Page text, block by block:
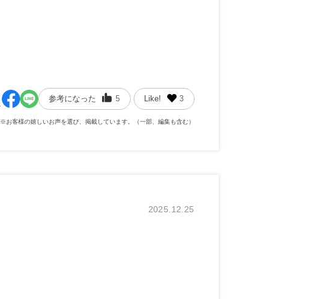
参考になった 5 Like! 3
※お客様の嬉しいお声を選び、掲載しています。（一部、編集も含む）
2025.12.25